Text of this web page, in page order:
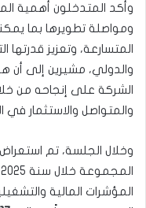
وأكد المتدخلون أهمية
ومواصلة تطويرها بما
المتسارعة، وتعزيز
والدولي، مشيرين إلى أن
الشركة على إنجاحه من
والمتواصل والاستثمار في
وخلال الجلسة، تم استعراض
المؤشرات المالية